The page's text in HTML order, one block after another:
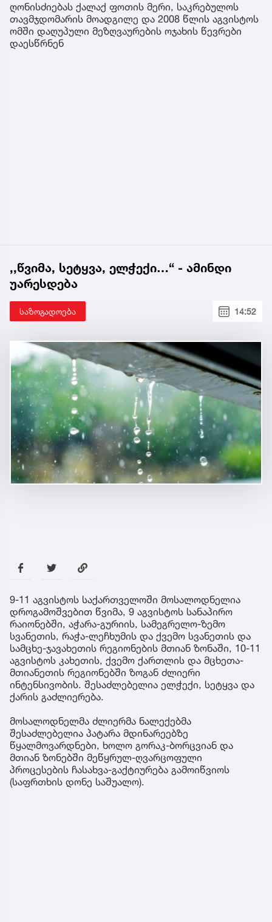
ღონისძიებას ქალაქ ფოთის მერი, საკრებულოს
თავმჯდომარის მოადგილე და 2008 წლის აგვისტოს
ომში დაღუპული მეზღვაურების ოჯახის წევრები
დაესწრნენ
,,წვიმა, სეტყვა, ელჭექი…“ - ამინდი
უარესდება
საზოგადოება 14:52
9-11 აგვისტოს საქართველოში მოსალოდნელია
დროგამოშვებით წვიმა, 9 აგვისტოს სანაპირო
რაიონებში, აჭარა-გურიის, სამეგრელო-ზემო
სვანეთის, რაჭა-ლეჩხუმის და ქვემო სვანეთის და
სამცხე-ჯავახეთის რეგიონების მთიან ზონაში, 10-11
აგვისტოს კახეთის, ქვემო ქართლის და მცხეთა-
მთიანეთის რეგიონებში ზოგან ძლიერი
ინტენსივობის. შესაძლებელია ელჭექი, სეტყვა და
ქარის გაძლიერება.
მოსალოდნელმა ძლიერმა ნალექებმა
შესაძლებელია პატარა მდინარეებზე
წყალმოვარდნები, ხოლო გორაკ-ბორცვიან და
მთიან ზონებში მეწყრულ-ღვარცოფული
პროცესების ჩასახვა-გაქტიურება გამოიწვიოს
(საფრთხის დონე საშუალო).